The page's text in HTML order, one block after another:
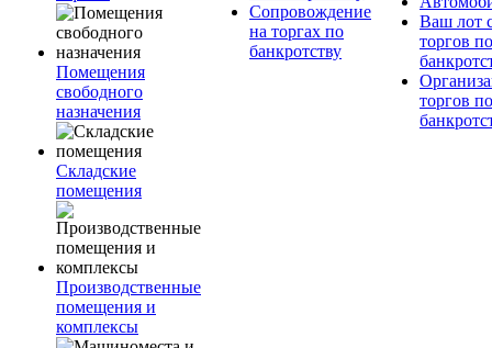
Помещения
свободного
назначения
Складские
помещения
Производственные
помещения и
комплексы
Сопровождение
на торгах по
банкротству
Ваш лот
торгов по
торгов по